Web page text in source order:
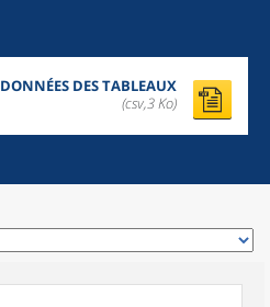
DONNÉES DES TABLEAUX
(csv,3 Ko)